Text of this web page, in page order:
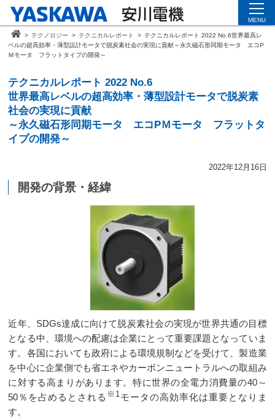
MENU
> テクノロジー > テクニカルレポート > テクニカルレポート 2022 No.6世界最高レ
ベルの超高効率・薄型設計モータで脱炭素社会の実現に貢献～永久磁石形同期モータ エコP
Ｍモータ フラットタイプの開発～
テクニカルレポート 2022 No.6
世界最高レベルの超高効率・薄型設計モータで脱炭素
社会の実現に貢献
～永久磁石形同期モータ エコPＭモータ フラットタ
イプの開発～
2022年12月16日
開発の背景・経緯
近年、SDGs達成に向けて脱炭素社会の実現が世界共通の目標
となる中、環境への配慮は企業にとって重要課題となっていま
す。各国においても政府による環境規制などを受けて、製造業
を中心に企業側でも省エネやカーボンニュートラルへの取組み
に対する高まりがあります。特に世界の全電力消費量の40～
50％を占めるとされる ※1 モータの高効率化は重要となりま
す。